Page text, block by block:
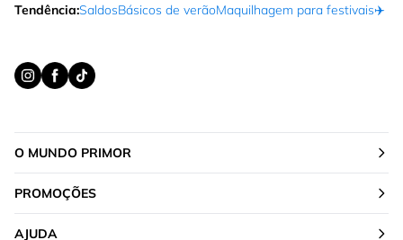
Tendência:SaldosBásicos de verãoMaquilhagem para festivais✈️
O MUNDO PRIMOR
PROMOÇÕES
AJUDA